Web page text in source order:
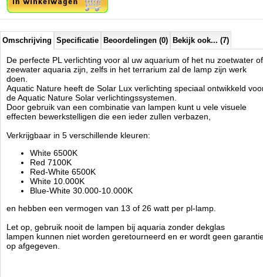
Omschrijving Specificatie Beoordelingen (0) Bekijk ook... (7)
De perfecte PL verlichting voor al uw aquarium of het nu zoetwater of
zeewater aquaria zijn, zelfs in het terrarium zal de lamp zijn werk
doen.
Aquatic Nature heeft de Solar Lux verlichting speciaal ontwikkeld
de Aquatic Nature Solar verlichtingssystemen.
Door gebruik van een combinatie van lampen kunt u vele visuele
effecten bewerkstelligen die een ieder zullen verbazen,
Verkrijgbaar in 5 verschillende kleuren:
White 6500K
Red 7100K
Red-White 6500K
White 10.000K
Blue-White 30.000-10.000K
en hebben een vermogen van 13 of 26 watt per pl-lamp.
Let op, gebruik nooit de lampen bij aquaria zonder dekglas
lampen kunnen niet worden geretourneerd en er wordt geen
op afgegeven.